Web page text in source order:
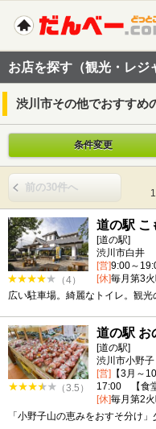
お店を探す（観光・レジ
渋川市その他でおすすめ
条件変更
前の30件へ
（4）
道の駅 こ
[道の駅]
渋川市白井
[営]9:00～
[休]毎月第3
広い駐車場。綺麗なトイレ。観
（3.5）
道の駅 お
[道の駅]
渋川市小野子
[営] 【3月～
17:00 【食
[休]毎月第2火
「小野子山の恵みをおすそ分け